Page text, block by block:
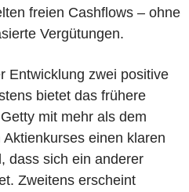
freien Cashflows – ohne
Vergütungen.
Entwicklung zwei positive
bietet das frühere
mit mehr als dem
einen klaren
dass sich ein anderer
Zweitens erscheint